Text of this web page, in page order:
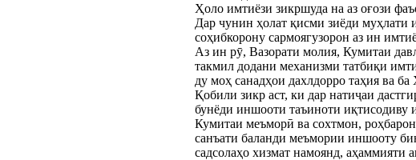
Ҳоло имтиёзи зикршуда на аз оғози
Дар чунин ҳолат қисми зиёди муҳлати
соҳибкорону сармоягузорон аз ин
Аз ин рӯ, Вазорати молия, Кумитаи
такмил додани механизми татбиқи
ду моҳ санадҳои дахлдорро таҳия ва
Қобили зикр аст, ки дар натиҷаи
бунёди иншооти таъиноти иқтисодиву
Кумитаи меъморӣ ва сохтмон,
санъати баланди меъмории иншооту
садсолаҳо хизмат намоянд, аҳаммияти